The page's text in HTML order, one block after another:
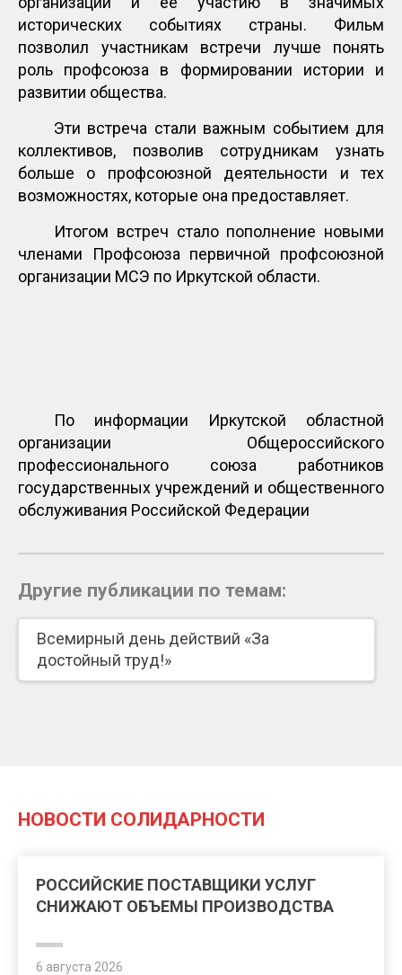
исторических событиях страны. Фильм
позволил участникам встречи лучше понять
роль профсоюза в формировании истории и
развитии общества.
Эти встреча стали важным событием для
коллективов, позволив сотрудникам узнать
больше о профсоюзной деятельности и тех
возможностях, которые она предоставляет.
Итогом встреч стало пополнение новыми
членами Профсоюза первичной профсоюзной
организации МСЭ по Иркутской области.
По информации Иркутской областной
организации Общероссийского
профессионального союза работников
государственных учреждений и общественного
обслуживания Российской Федерации
Другие публикации по темам:
Всемирный день действий «За
достойный труд!»
НОВОСТИ СОЛИДАРНОСТИ
РОССИЙСКИЕ ПОСТАВЩИКИ УСЛУГ
СНИЖАЮТ ОБЪЕМЫ ПРОИЗВОДСТВА
6 августа 2026